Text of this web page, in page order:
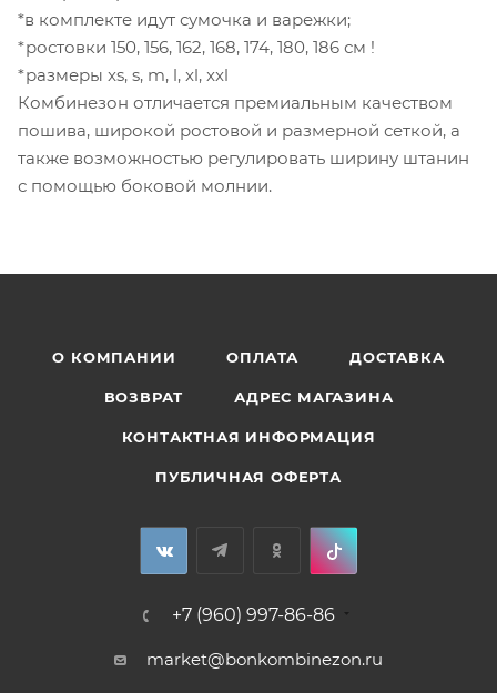
*в комплекте идут сумочка и варежки;
*ростовки 150, 156, 162, 168, 174, 180, 186 см !
*размеры xs, s, m, l, xl, xxl
Комбинезон отличается премиальным качеством
пошива, широкой ростовой и размерной сеткой, а
также возможностью регулировать ширину штанин
с помощью боковой молнии.
О КОМПАНИИ ОПЛАТА ДОСТАВКА
ВОЗВРАТ АДРЕС МАГАЗИНА
КОНТАКТНАЯ ИНФОРМАЦИЯ
ПУБЛИЧНАЯ ОФЕРТА
+7 (960) 997-86-86
market@bonkombinezon.ru